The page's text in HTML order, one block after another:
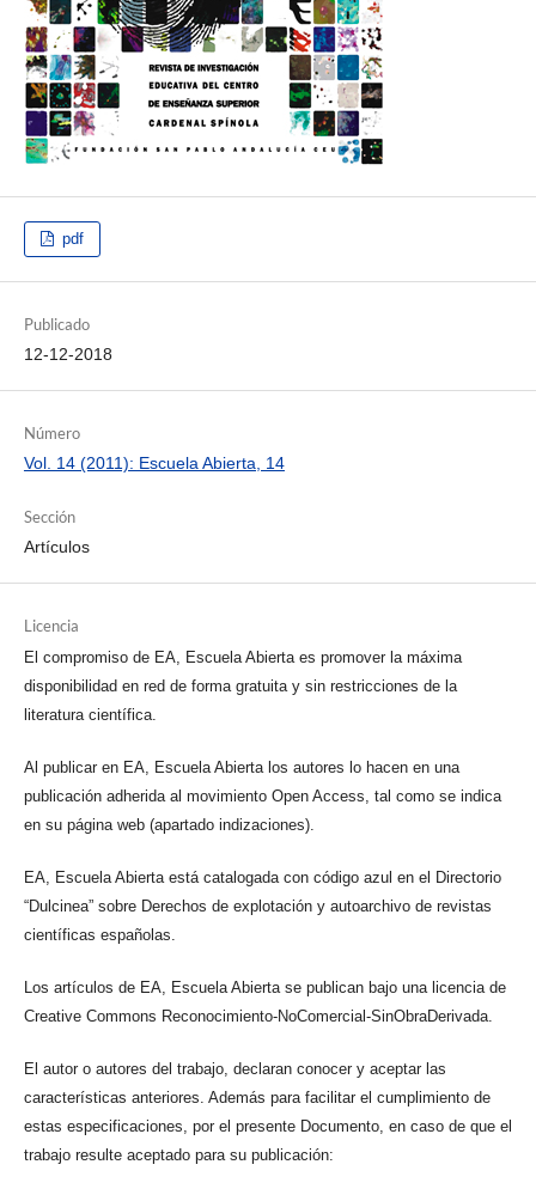
pdf
Publicado
12-12-2018
Número
Vol. 14 (2011): Escuela Abierta, 14
Sección
Artículos
Licencia
El compromiso de EA, Escuela Abierta es promover la máxima
disponibilidad en red de forma gratuita y sin restricciones de la
literatura científica.
Al publicar en EA, Escuela Abierta los autores lo hacen en una
publicación adherida al movimiento Open Access, tal como se indica
en su página web (apartado indizaciones).
EA, Escuela Abierta está catalogada con código azul en el Directorio
“Dulcinea” sobre Derechos de explotación y autoarchivo de revistas
científicas españolas.
Los artículos de EA, Escuela Abierta se publican bajo una licencia de
Creative Commons Reconocimiento-NoComercial-SinObraDerivada.
El autor o autores del trabajo, declaran conocer y aceptar las
características anteriores. Además para facilitar el cumplimiento de
estas especificaciones, por el presente Documento, en caso de que el
trabajo resulte aceptado para su publicación: